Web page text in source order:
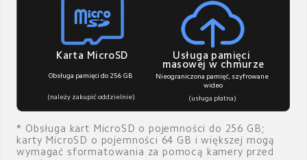
Karta MicroSD
Usługa pamięci
masowej w chmurze
Obsługa pamięci do 256 GB
Nieograniczona pamięć, szyfrowane
wideo
(należy zakupić oddzielnie)
(usługa płatna)
* Obsługa kart MicroSD o pojemności do 256 GB;
karty MicroSD o pojemności 64 GB i większej mogą
wymagać sformatowania za pomocą kamery przed